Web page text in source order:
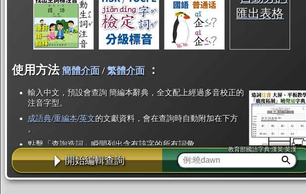
使用方法 簡體介面/繁體介面 ：
輸入中文，預設會查詢 簡編本辭典，全文配上經過多音校正的
注音字型。
成語典/重編本/英文的文獻資料，會在查詢時自動附加在下方
。
點擊「查詢造詞」瞬間列出含有該字的所有詞彙。
點「部首」瞬間列出所有「同部首字」。也支援查詢「同注音」或「同筆畫」。
辭典解釋的全文都經過自動斷詞，點擊便可瞬間「連續查詢」此字詞的解釋，不
用手動重複輸入。
開始編輯查詢
教育部國語字典·漢英·英漢